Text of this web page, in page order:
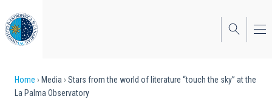
to
main
content
Breadcrumb
Home Media
Stars from the world of literature “touch the sky” at the
La Palma Observatory